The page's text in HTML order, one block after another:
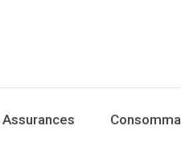
Assurances